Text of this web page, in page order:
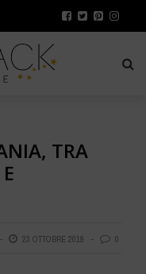
TRA
23 OTTOBRE 2019 0